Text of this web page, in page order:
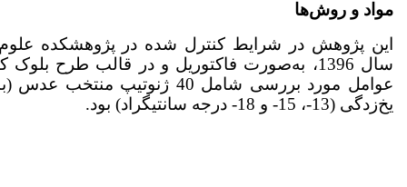
مواد و روش‌ها
این پژوهش در شرایط کنترل شده در پژوهشکده
سال 1396، به‌صورت فاکتوریل و در قالب طرح
یخ‌زدگی (13-، 15- و 18- درجه سانتی‏گراد) بود.